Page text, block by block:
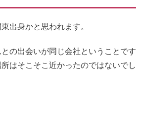
出身かと思われます。
の出会いが同じ会社ということです
はそこそこ近かったのではないでし